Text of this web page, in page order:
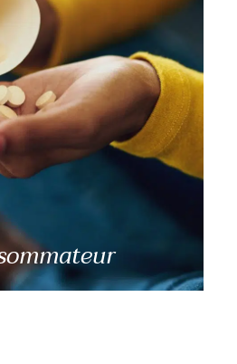
pour ma consommation,
besoin de savoir ?
savoir plus